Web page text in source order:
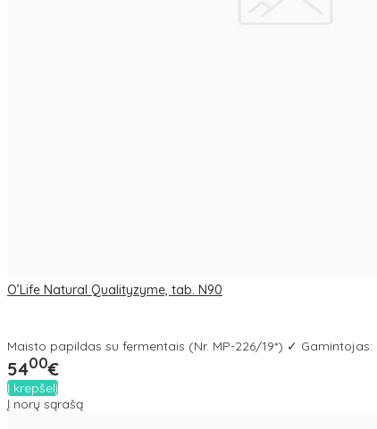
O’Life Natural Qualityzyme, tab. N90
Maisto papildas su fermentais (Nr. MP-226/19*) ✓ Gamintojas:
5400€
Į krepšelį
Į norų sąrašą